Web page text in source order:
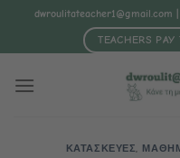
Μετάβαση
περιεχόμενο
dwroulitateacher1@gmail.com
TEACHERS PAY
ΚΑΤΑΣΚΕΥΕΣ,